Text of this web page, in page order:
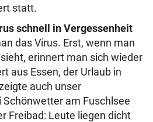
statt.
schnell in Vergessenheit
das Virus. Erst, wenn man
erinnert man sich wieder
aus Essen, der Urlaub in
auch unser
am Fuschlsee
Freibad: Leute liegen dicht